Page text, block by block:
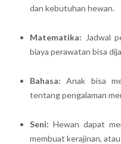
dan kebutuhan hewan.
Matematika: Jadwal
biaya perawatan bisa
Bahasa: Anak bisa
tentang pengalaman
Seni: Hewan dapat
membuat kerajinan,